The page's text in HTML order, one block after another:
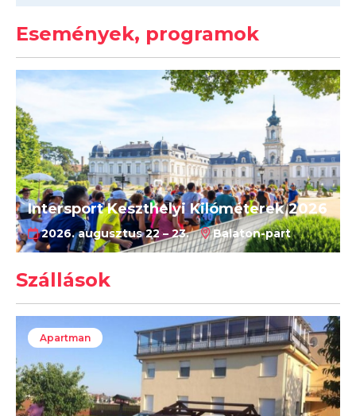
Események, programok
Intersport Keszthelyi Kilóméterek 2026
2026. augusztus 22 – 23. Balaton-part
Szállások
Apartman